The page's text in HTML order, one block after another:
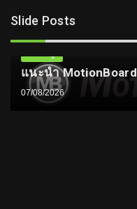
Slide Posts
แนะนำ MotionBoard
07/08/2026